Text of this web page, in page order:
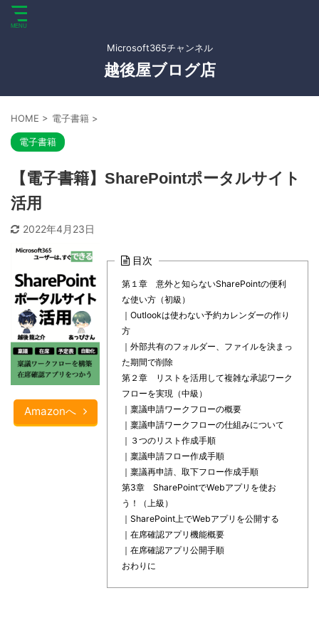
Microsoft365チャンネル
越後屋ブログ店
HOME > 電子書籍 >
電子書籍
【電子書籍】SharePointポータルサイト
活用
2022年4月23日
Amazonへ
目次
第１章 意外と知らないSharePointの便利
な使い方（初級）
｜Outlookは使わない予約カレンダーの作り
方
｜外部共有のフォルダー、ファイルを決まっ
た期間で削除
第２章 リストを活用して複雑な承認ワーク
フローを実現（中級）
｜稟議申請ワークフローの概要
｜稟議申請ワークフローの仕組みについて
｜３つのリスト作成手順
｜稟議申請フロー作成手順
｜稟議再申請、取下フロー作成手順
第3章 SharePointでWebアプリを使お
う！（上級）
｜SharePoint上でWebアプリを公開する
｜在席確認アプリ機能概要
｜在席確認アプリ公開手順
おわりに